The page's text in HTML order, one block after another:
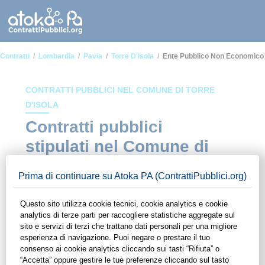
Contratti Lombardia Pavia Torre D'Isola Ente Pubblico Non Economico
CONTRATTI PUBBLICI NEL COMUNE DI TORRE
D'ISOLA
Contratti pubblici
stipulati nel Comune di
Ente pubblico non
economico
In questa sezione del sito di ContrattiPubblici.org potrai avere
ad alcuni dei contratti presenti nella piattaforma stipulati
all'interno del Comune di Torre d'Isola in ambito Ente pubblico
non economico. Grazie alle funzionalità di